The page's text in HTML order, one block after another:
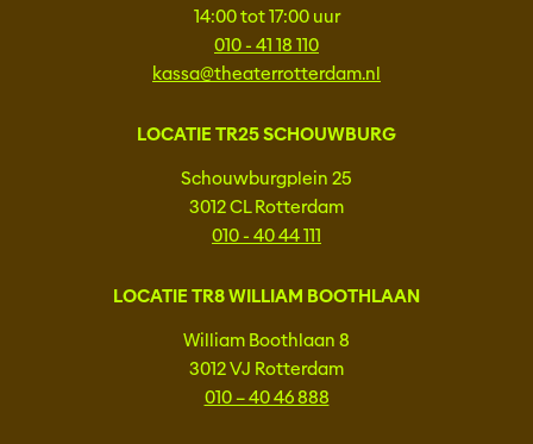
14:00 tot 17:00 uur
010 - 41 18 110
kassa@theaterrotterdam.nl
LOCATIE TR25 SCHOUWBURG
Schouwburgplein 25
3012 CL Rotterdam
010 - 40 44 111
LOCATIE TR8 WILLIAM BOOTHLAAN
William Boothlaan 8
3012 VJ Rotterdam
010 – 40 46 888